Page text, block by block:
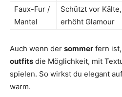
Faux-Fur /
Mantel
Schützt vor Kälte,
erhöht Glamour
Auch wenn der sommer fern
outfits die Möglichkeit, mit
spielen. So wirkst du elegant
warm.